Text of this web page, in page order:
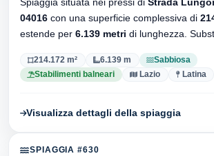
04016 con una superficie complessiva di
estende per 6.139 metri di lunghezza.
214.172 m² 6.139 m
Sabbiosa
Stabilimenti balneari
Lazio Latina
Visualizza dettagli della spiaggia
SPIAGGIA #630